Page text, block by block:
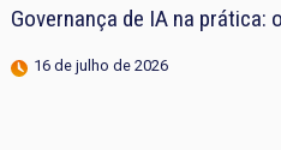
Governança de IA na prática:
16 de julho de 2026